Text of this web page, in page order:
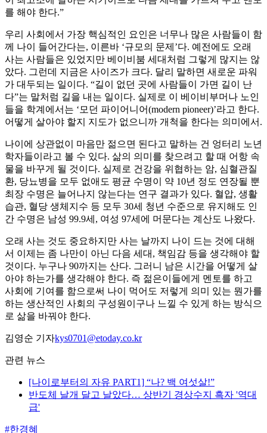
를 해야 한다.”
우리 사회에서 가장 핵심적인 요인은 너무나 많은 사람들이 함
께 나이 들어간다는, 이른바 ‘규모의 문제’다. 예전에도 오래
사는 사람들은 있었지만 베이비붐 세대처럼 그렇게 많지는 않
았다. 그런데 지금은 사이즈가 크다. 달리 말하면 새로운 파워
가 대두되는 일이다. “길이 없던 곳에 사람들이 가면 길이 난
다”는 말처럼 길을 내는 일이다. 실제로 이 베이비부머나 노인
들을 학계에서는 ‘모던 파이어니어(modern pioneer)’라고 한다.
어떻게 살아야 할지 지도가 없으니까 개척을 한다는 의미에서.
나이에 상관없이 마음만 젊으면 된다고 말하는 건 엉터리 노년
학자들이라고 볼 수 있다. 삶의 의미를 찾으려고 할 때 어항 속
물을 바꾸게 될 것이다. 실제로 건강을 위협하는 암, 심혈관질
환, 당뇨병을 모두 없애도 평균 수명이 약 10년 정도 연장될 뿐
최장 수명은 늘어나지 않는다는 연구 결과가 있다. 혈압, 생활
습관, 혈당 생체지수 등 모두 30세 청년 수준으로 유지해도 인
간 수명은 남성 99.9세, 여성 97세에 머문다는 계산도 나왔다.
오래 사는 것도 중요하지만 사는 날까지 나이 드는 것에 대해
서 이제는 좀 나만이 아닌 다음 세대, 책임감 등을 생각해야 할
것이다. 누구나 90까지는 산다. 그러니 남은 시간을 어떻게 살
아야 하는가를 생각해야 한다. 즉 젊은이들에게 멘토를 하고
사회에 기여를 함으로써 나이 먹어도 저렇게 의미 있는 뭔가를
하는 생산적인 사회의 구성원이구나 느낄 수 있게 하는 방식으
로 삶을 바꿔야 한다.
김영순 기자kys0701@etoday.co.kr
관련 뉴스
[나이로부터의 자유 PART1] “나? 백 여섯살!”
반도체 날개 달고 날았다… 상반기 경상수지 흑자 '역대
급'
#한경혜